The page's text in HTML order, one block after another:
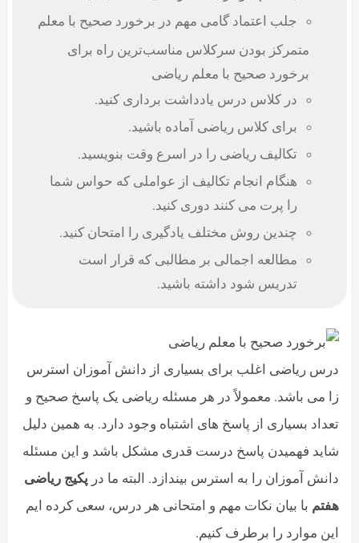
جلب اعتماد گامی مهم در برخورد صحیح با معلم
متمرکز بودن سرکلاس مناسب‌ترین راه برای
برخورد صحیح با معلم ریاضی
در کلاس درس یادداشت برداری کنید.
برای کلاس ریاضی آماده باشید.
تکالیف ریاضی را در اسرع وقت بنویسید.
هنگام انجام تکالیف از عواملی که حواس شما
را پرت می کنند دوری کنید.
چندین روش مختلف یادگیری را امتحان کنید.
مطالعه اجمالی بر مطالبی که قرار است
تدریس شود داشته باشید.
درس ریاضی اغلب برای بسیاری از دانش آموزان استرس
زا می باشد. معمولاً در هر مسئله ریاضی یک پاسخ صحیح و
تعداد بسیاری از پاسخ های اشتباه وجود دارد. به همین دلیل
شاید فهمیدن پاسخ درست قدری مشکل باشد و این مسئله
دانش آموزان را به استرس بیندازد. البته ما در پکیج ریاضی
هفتم با بیان نکات مهم و امتحانی هر درس، سعی کرده ایم
این موارد را برطرف کنیم.